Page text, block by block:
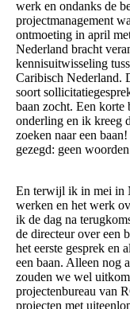
werk en ondanks de
projectmanagement
ontmoeting in april
Nederland bracht
kennisuitwisseling
Caribisch Nederland.
soort
baan zocht. Een korte
onderling en ik kreeg
zoeken naar een
gezegd: geen
En terwijl ik in mei in
werken en het werk
ik de dag na
de directeur over een
het eerste gesprek en
een baan. Alleen nog
zouden we wel
projectenbureau van
projecten met